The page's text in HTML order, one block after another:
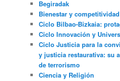
Begiradak
Bienestar y competitividad
Ciclo Bilbao-Bizkaia:
Ciclo Innovación y
Ciclo Justicia para la
y justicia restaurativa: su
de terrorismo
Ciencia y Religión